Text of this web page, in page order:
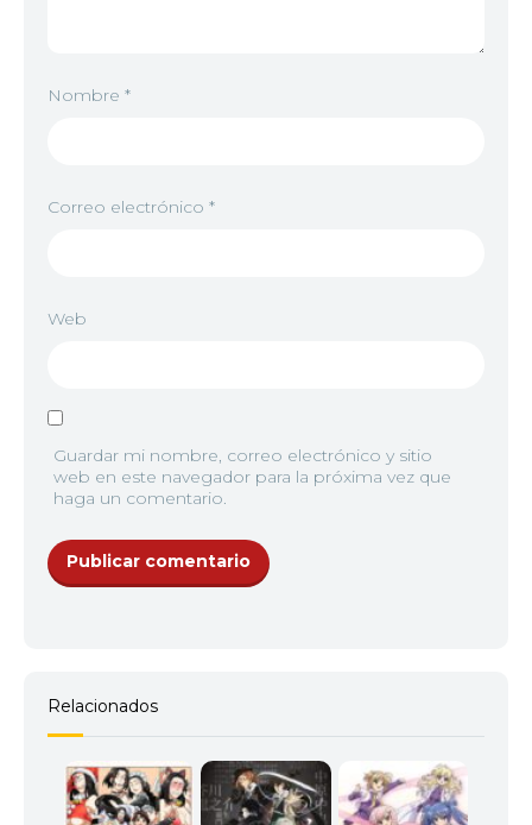
Nombre *
Correo electrónico *
Web
Guardar mi nombre, correo electrónico y sitio
web en este navegador para la próxima vez que
haga un comentario.
Relacionados